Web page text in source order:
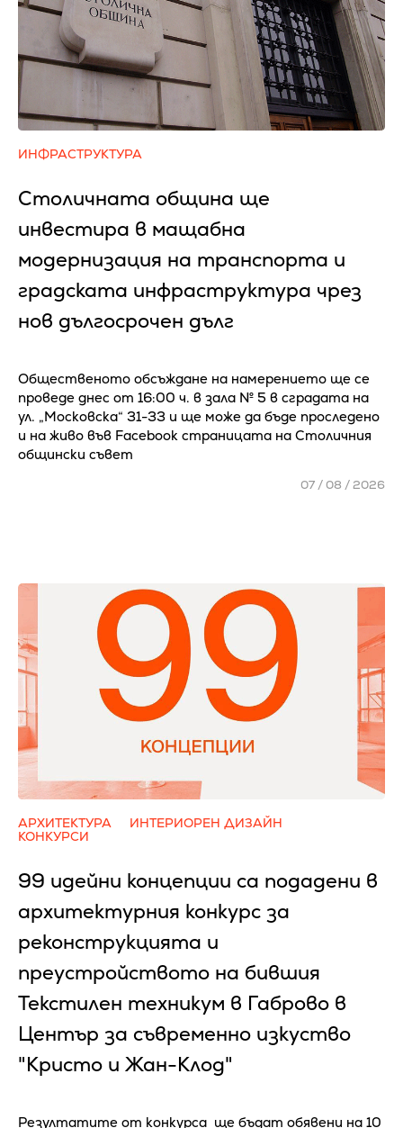
ИНФРАСТРУКТУРА
Столичната община ще
инвестира в мащабна
модернизация на транспорта и
градската инфраструктура чрез
нов дългосрочен дълг
Общественото обсъждане на намерението ще се
проведе днес от 16:00 ч. в зала № 5 в сградата на
ул. „Московска“ 31-33 и ще може да бъде проследено
и на живо във Facebook страницата на Столичния
общински съвет
07 / 08 / 2026
АРХИТЕКТУРА
ИНТЕРИОРЕН ДИЗАЙН
КОНКУРСИ
99 идейни концепции са подадени в
архитектурния конкурс за
реконструкцията и
преустройството на бившия
Текстилен техникум в Габрово в
Център за съвременно изкуство
"Кристо и Жан-Клод"
Резултатите от конкурса ще бъдат обявени на 10